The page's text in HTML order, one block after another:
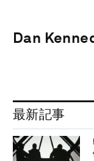
Dan
最新記事